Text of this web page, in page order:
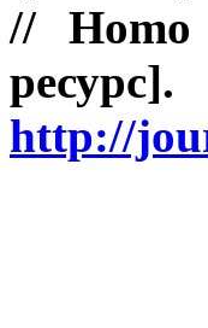
// Homo
http://